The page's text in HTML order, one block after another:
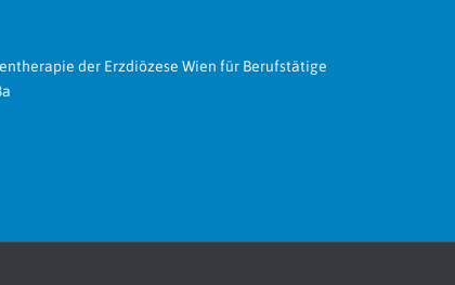
der Erzdiözese Wien für Berufstätige